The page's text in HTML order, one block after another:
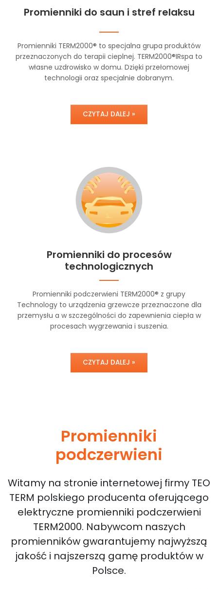
Promienniki do saun i stref relaksu
Promienniki TERM2000® to specjalna grupa produktów
przeznaczonych do terapii cieplnej. TERM2000®IRspa to
własne uzdrowisko w domu. Dzięki przełomowej
technologii oraz specjalnie dobranym.
CZYTAJ DALEJ »
Promienniki do procesów
technologicznych
Promienniki podczerwieni TERM2000® z grupy
Technology to urządzenia grzewcze przeznaczone dla
przemysłu a w szczególności do zapewnienia ciepła w
procesach wygrzewania i suszenia.
CZYTAJ DALEJ »
Promienniki
podczerwieni
Witamy na stronie internetowej firmy TEO
TERM polskiego producenta oferującego
elektryczne promienniki podczerwieni
TERM2000. Nabywcom naszych
promienników gwarantujemy najwyższą
jakość i najszerszą gamę produktów w
Polsce.